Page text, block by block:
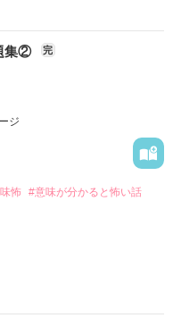
集② 完
ジ
怖
#意味が分かると怖い話